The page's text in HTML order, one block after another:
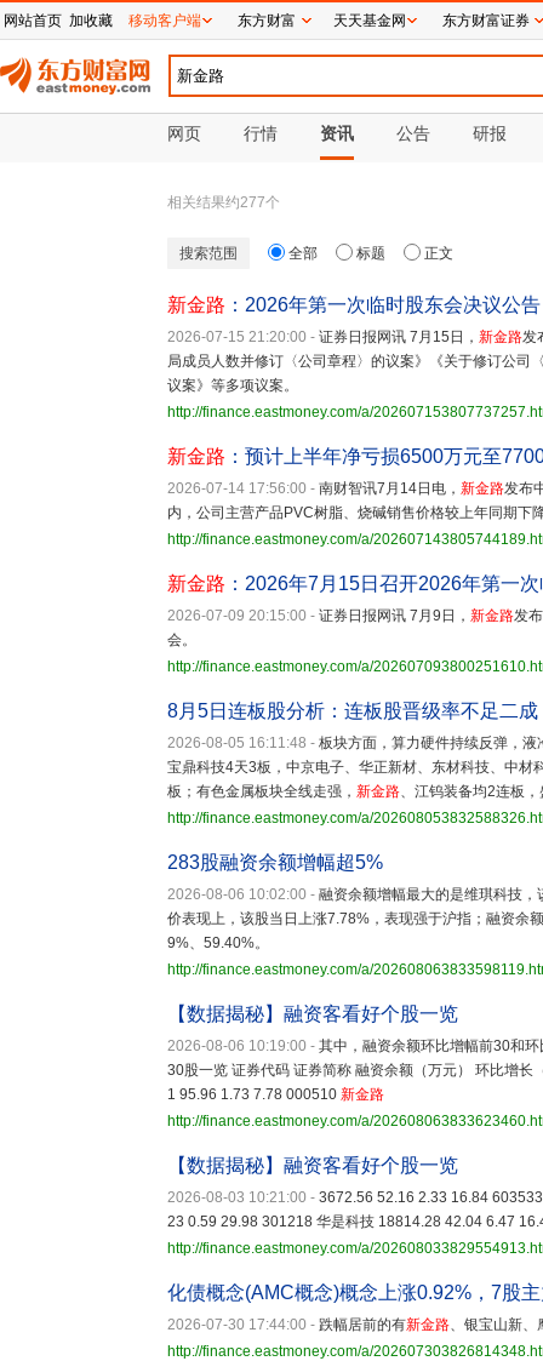
网页 行情 资讯 公告 研报
相关结果约277个
搜索范围 全部 标题 正文
新金路 ：2026年第一次临时股东会决议公告
2026-07-15 21:20:00 - 证券日报网讯 7月15日， 新金路发
局成员人数并修订〈公司章程〉的议案》《关于修订公司
议案》等多项议案。
http://finance.eastmoney.com/a/
新金路 ：预计上半年净亏损6500万元至
2026-07-14 17:56:00 - 南财智讯7月14日电， 新金路发布
内，公司主营产品PVC树脂、烧碱销售价格较上年同期下
http://finance.eastmoney.com/a/
新金路 ：2026年7月15日召开2026年第一
2026-07-09 20:15:00 - 证券日报网讯 7月9日， 新金路发
会。
http://finance.eastmoney.com/a/
8月5日连板股分析：连板股晋级率不足二
2026-08-05 16:11:48 - 板块方面，算力硬件持续反弹，
宝鼎科技4天3板，中京电子、华正新材、东材科技、中
板；有色金属板块全线走强， 新金路、江钨装备均2连板
http://finance.eastmoney.com/a/
283股融资余额增幅超5%
2026-08-06 10:02:00 - 融资余额增幅最大的是维琪科技
价表现上，该股当日上涨7.78%，表现强于沪指；融资余
9%、59.40%。
http://finance.eastmoney.com/a/
【数据揭秘】融资客看好个股一览
2026-08-06 10:19:00 - 其中，融资余额环比增幅前30和
30股一览 证券代码 证券简称 融资余额（万元） 环比增
1 95.96 1.73 7.78 000510 新金路
http://finance.eastmoney.com/a/
【数据揭秘】融资客看好个股一览
2026-08-03 10:21:00 - 3672.56 52.16 2.33 16.84
23 0.59 29.98 301218 华是科技 18814.28 42.04 6.47
http://finance.eastmoney.com/a/
化债概念(AMC概念)概念上涨0.92%，7股
2026-07-30 17:44:00 - 跌幅居前的有新金路、银宝山新
http://finance.eastmoney.com/a/
网站首页 加收藏 移动客户端 东方财富 天天基金网 东方财富证券